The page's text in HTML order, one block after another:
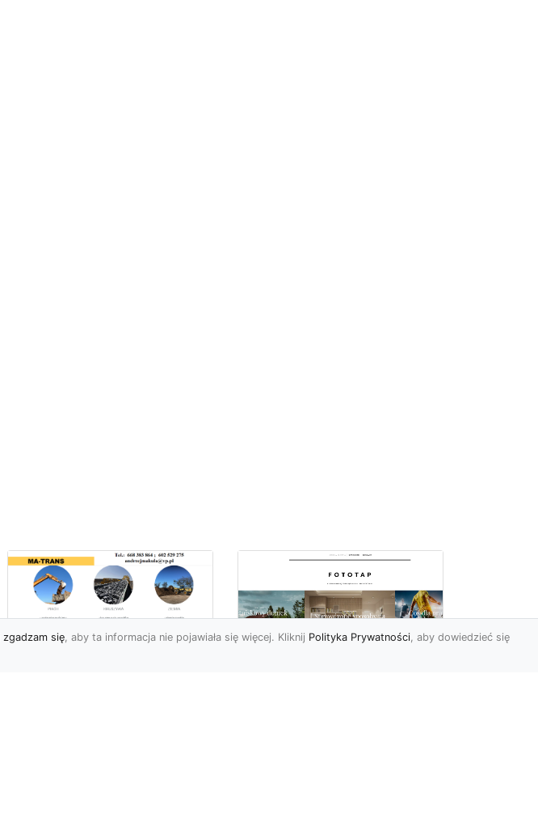
zgadzam się, aby ta informacja nie pojawiała się więcej. Kliknij Polityka Prywatności, aby dowiedzieć się